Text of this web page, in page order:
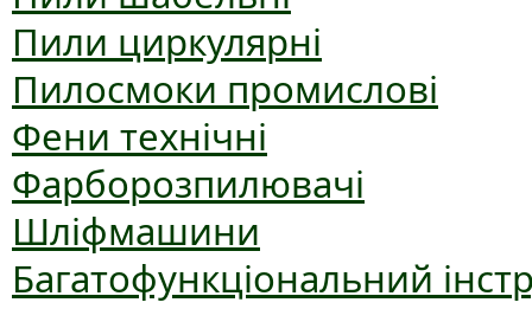
Пили циркулярні
Пилосмоки промислові
Фени технічні
Фарборозпилювачі
Шліфмашини
Багатофункціональний